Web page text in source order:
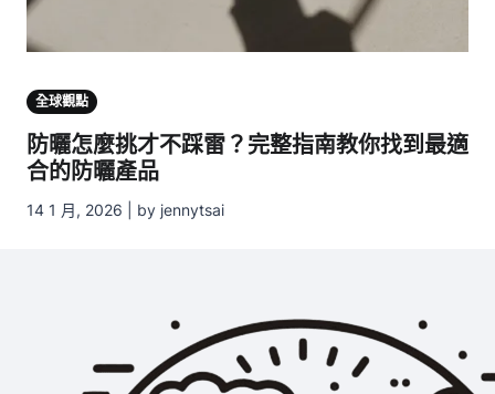
全球觀點
防曬怎麼挑才不踩雷？完整指南教你找到最適
合的防曬產品
14 1 月, 2026 | by jennytsai